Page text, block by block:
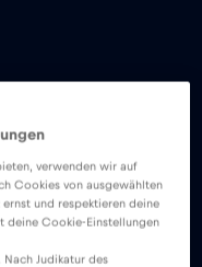
verwenden wir auf
Cookies von ausgewählten
und respektieren deine
deine Cookie-Einstellungen
Nach Judikatur des